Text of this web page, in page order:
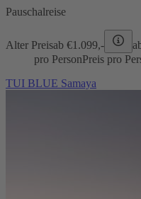
Pauschalreise
Alter Preisab €1.099,-
pro PersonPreis pro
TUI BLUE Samaya